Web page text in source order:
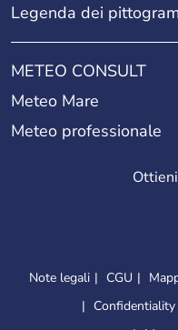
Legenda dei
METEO CONSULT
Meteo Mare
Meteo professionale
Note legali CGU